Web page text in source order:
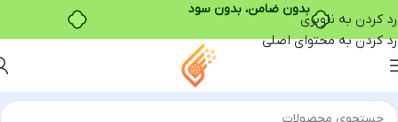
بدون ضامن، بدون سود
رد کردن به ناوبری
رد کردن به محتوای اصلی